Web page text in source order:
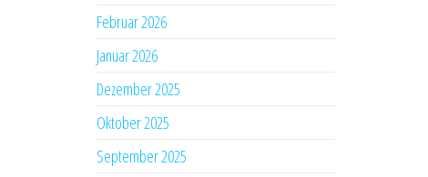
Februar 2026
Januar 2026
Dezember 2025
Oktober 2025
September 2025